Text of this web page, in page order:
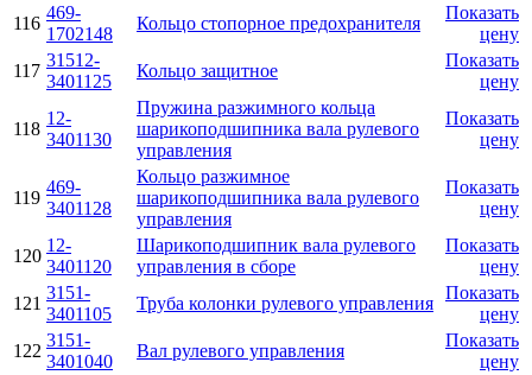
116
469-
1702148
Кольцо стопорное предохранителя
Показать
цену
117
31512-
3401125
Кольцо защитное
Показать
цену
118
12-
3401130
Пружина разжимного кольца
шарикоподшипника вала рулевого
управления
Показать
цену
119
469-
3401128
Кольцо разжимное
шарикоподшипника вала рулевого
управления
Показать
цену
120
12-
3401120
Шарикоподшипник вала рулевого
управления в сборе
Показать
цену
121
3151-
3401105
Труба колонки рулевого управления
Показать
цену
122
3151-
3401040
Вал рулевого управления
Показать
цену